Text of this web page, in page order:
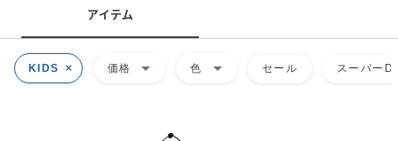
アイテム
KIDS 価格 arrow_drop_down 色 arrow_drop_down セール スーパー